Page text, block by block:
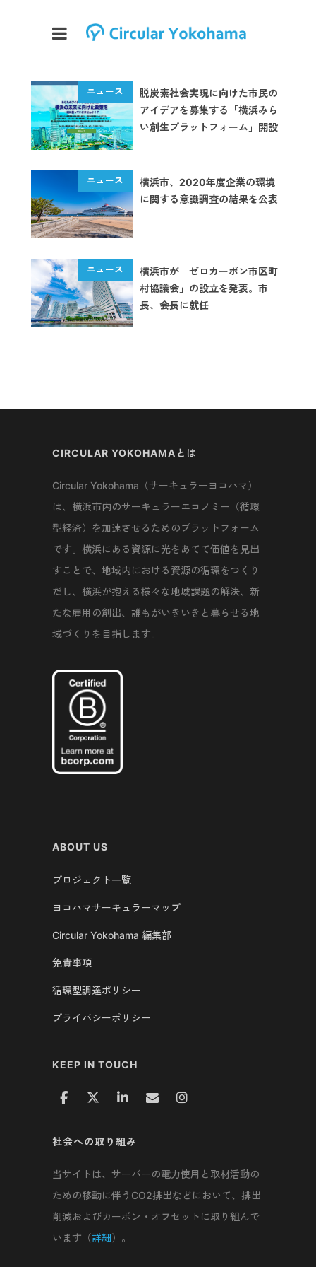
脱炭素社会実現に向けた市民の
アイデアを募集する「横浜みら
い創生プラットフォーム」開設
横浜市、2020年度企業の環境
に関する意識調査の結果を公表
横浜市が「ゼロカーボン市区町
村協議会」の設立を発表。市
長、会長に就任
CIRCULAR YOKOHAMAとは
Circular Yokohama（サーキュラーヨコハマ）
は、横浜市内のサーキュラーエコノミー（循環
型経済）を加速させるためのプラットフォーム
です。横浜にある資源に光をあてて価値を見出
すことで、地域内における資源の循環をつくり
だし、横浜が抱える様々な地域課題の解決、新
たな雇用の創出、誰もがいきいきと暮らせる地
域づくりを目指します。
ABOUT US
プロジェクト一覧
ヨコハマサーキュラーマップ
Circular Yokohama 編集部
免責事項
循環型調達ポリシー
プライバシーポリシー
KEEP IN TOUCH
社会への取り組み
当サイトは、サーバーの電力使用と取材活動の
ための移動に伴うCO2排出などにおいて、排出
削減およびカーボン・オフセットに取り組んで
います（詳細）。